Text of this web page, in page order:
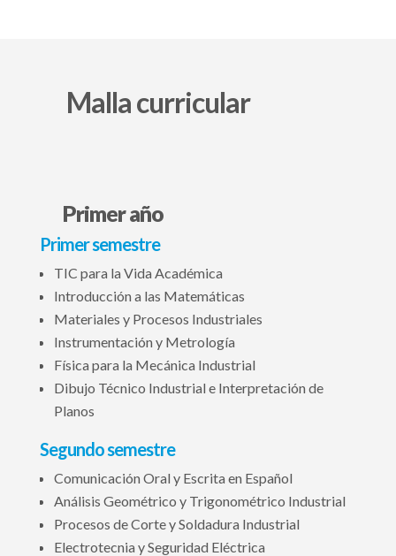
Malla curricular
Primer año
Primer semestre
TIC para la Vida Académica
Introducción a las Matemáticas
Materiales y Procesos Industriales
Instrumentación y Metrología
Física para la Mecánica Industrial
Dibujo Técnico Industrial e Interpretación de
Planos
Segundo semestre
Comunicación Oral y Escrita en Español
Análisis Geométrico y Trigonométrico Industrial
Procesos de Corte y Soldadura Industrial
Electrotecnia y Seguridad Eléctrica